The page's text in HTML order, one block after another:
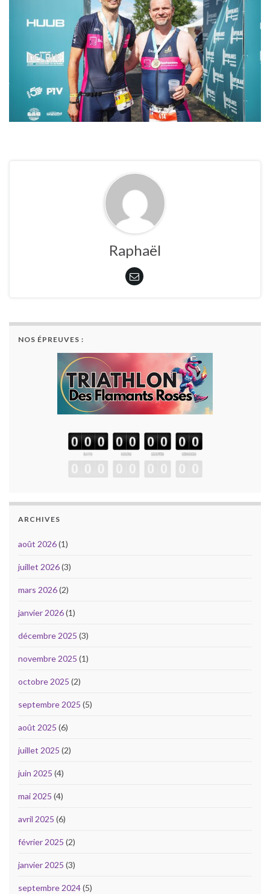
Raphaël
NOS ÉPREUVES :
ARCHIVES
août 2026(1)
juillet 2026(3)
mars 2026(2)
janvier 2026(1)
décembre 2025 (3)
novembre 2025 (1)
octobre 2025 (2)
septembre 2025 (5)
août 2025 (6)
juillet 2025 (2)
juin 2025 (4)
mai 2025 (4)
avril 2025 (6)
février 2025 (2)
janvier 2025 (3)
septembre 2024(5)